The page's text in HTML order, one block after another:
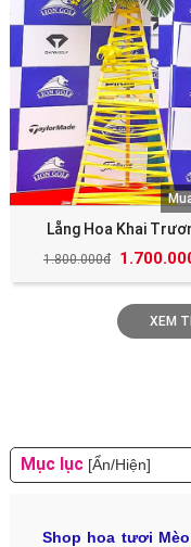
Lẵng Hoa Khai
1.800.000đ
XEM
Mục lục [Ẩn/Hiện]
Shop hoa tươi